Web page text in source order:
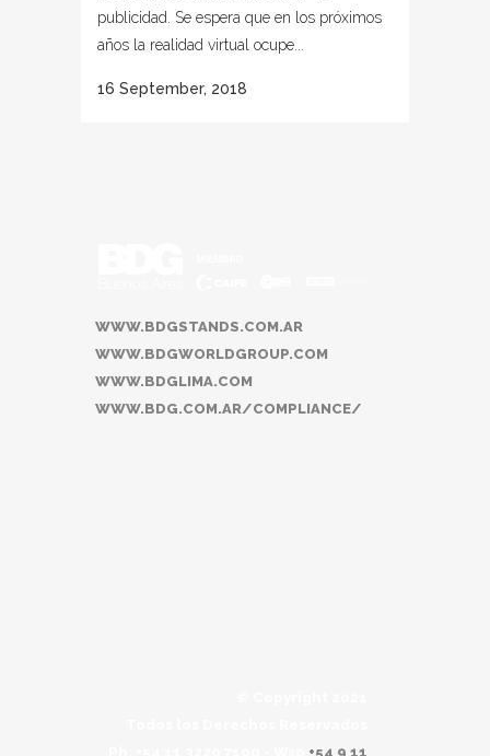
publicidad. Se espera que en los próximos
años la realidad virtual ocupe...
16 September, 2018
WWW.BDGSTANDS.COM.AR
WWW.BDGWORLDGROUP.COM
WWW.BDGLIMA.COM
WWW.BDG.COM.AR/COMPLIANCE/
+54 9 11